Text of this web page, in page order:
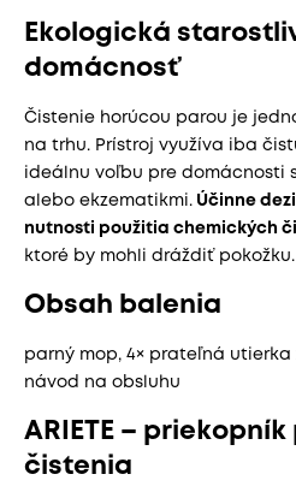
Ekologická
domácnosť
Čistenie horúcou parou je
na trhu. Prístroj využíva iba
ideálnu voľbu pre domácnosti
alebo ekzematikmi. Účinne
nutnosti použitia chemických
ktoré by mohli dráždiť pokožku.
Obsah balenia
parný mop, 4× prateľná utierka
návod na obsluhu
ARIETE –
čistenia